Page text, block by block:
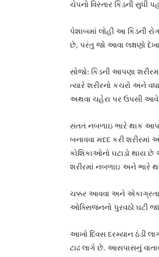
ચેપનો વિસ્તાર કિડની સુધી
પેશાબમાં લોહી આ કિડની
છે, પરંતુ જો આવા લક્ષણો
સોજો: કિડની આપણા
ત્યારે શરીરનો કચરો અને
અથવા ચહેરા પર ઉપસી
સતત નબળાઇ ભારે થાક
બનાવવા મદદ કરી શરીરમાં
કોશિકાઓનો ઘટાડો થાય
શરીરમાં નબળાઇ અને ભારે
ચક્કર આવવા અને
ઓક્સિજનનો પુરવઠો ઘટી
આખો દિવસ દરમ્યાન ઠંડી
ટાઢ લાગે છે. આસપાસનું